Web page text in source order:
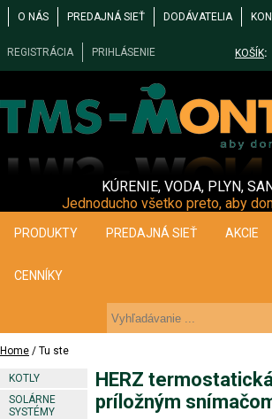
O NÁS PREDAJNÁ SIEŤ DODÁVATELIA
REGISTRÁCIA PRIHLÁSENIE KOŠÍK:
KÚRENIE, VODA, PLYN,
Jednoducho všetko preto, aby
PRODUKTY PREDAJNÁ SIEŤ AKCIE
CENNÍKY
Home / Tu ste
KOTLY
SOLÁRNE
SYSTÉMY
HERZ
príložným